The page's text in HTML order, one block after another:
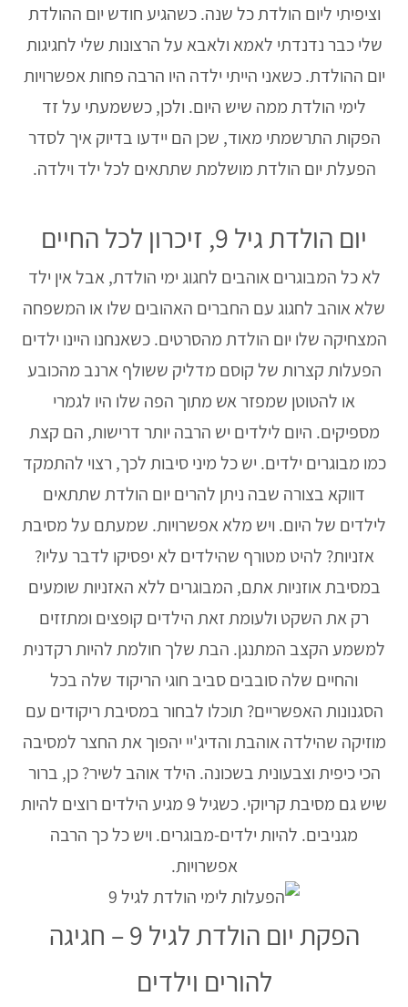
וציפיתי ליום הולדת כל שנה. כשהגיע חודש יום ההולדת
שלי כבר נדנדתי לאמא ולאבא על הרצונות שלי לחגיגות
יום ההולדת. כשאני הייתי ילדה היו הרבה פחות אפשרויות
לימי הולדת ממה שיש היום. ולכן, כששמעתי על זד
הפקות התרשמתי מאוד, שכן הם יידעו בדיוק איך לסדר
הפעלת יום הולדת מושלמת שתתאים לכל ילד וילדה.
יום הולדת גיל 9, זיכרון לכל החיים
לא כל המבוגרים אוהבים לחגוג ימי הולדת, אבל אין ילד
שלא אוהב לחגוג עם החברים האהובים שלו או המשפחה
המצחיקה שלו יום הולדת מהסרטים. כשאנחנו היינו ילדים
הפעלות קצרות של קוסם מדליק ששולף ארנב מהכובע
או להטוטן שמפזר אש מתוך הפה שלו היו לגמרי
מספיקים. היום לילדים יש הרבה יותר דרישות, הם קצת
כמו מבוגרים ילדים. יש כל מיני סיבות לכך, רצוי להתמקד
דווקא בצורה שבה ניתן להרים יום הולדת שתתאים
לילדים של היום. ויש מלא אפשרויות. שמעתם על מסיבת
אזניות? להיט מטורף שהילדים לא יפסיקו לדבר עליו?
במסיבת אוזניות אתם, המבוגרים ללא האזניות שומעים
רק את השקט ולעומת זאת הילדים קופצים ומתזזים
למשמע הקצב המתנגן. הבת שלך חולמת להיות רקדנית
והחיים שלה סובבים סביב חוגי הריקוד שלה בכל
הסגנונות האפשריים? תוכלו לבחור במסיבת ריקודים עם
מוזיקה שהילדה אוהבת והדיג'יי יהפוך את החצר למסיבה
הכי כיפית וצבעונית בשכונה. הילד אוהב לשיר? כן, ברור
שיש גם מסיבת קריוקי. כשגיל 9 מגיע הילדים רוצים להיות
מגניבים. להיות ילדים-מבוגרים. ויש כל כך הרבה
אפשרויות.
הפקת יום הולדת לגיל 9 – חגיגה
להורים וילדים